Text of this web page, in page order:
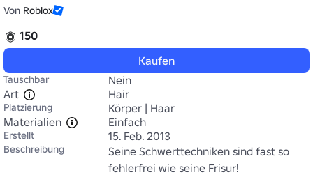
Von Roblox
150
Kaufen
Tauschbar
Nein
Art
Hair
Platzierung
Körper | Haar
Materialien
Einfach
Erstellt 15. Feb. 2013
Beschreibung
Seine Schwerttechniken sind fast so
fehlerfrei wie seine Frisur!